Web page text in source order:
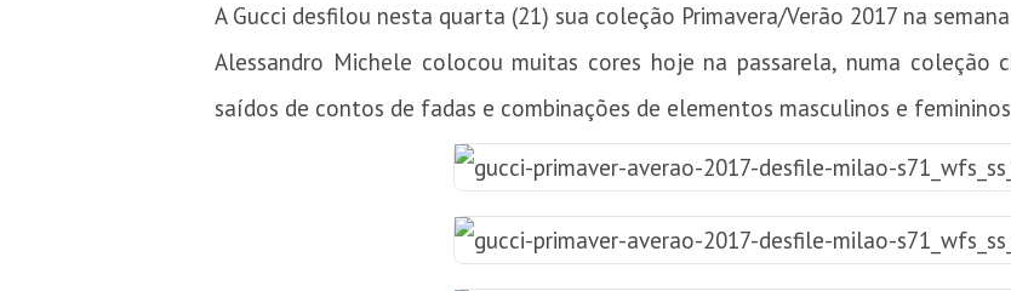
A Gucci desfilou nesta quarta (21) sua coleção Primavera/Verão 2017 na
Alessandro Michele colocou muitas cores hoje na passarela, numa coleção
saídos de contos de fadas e combinações de elementos masculinos e